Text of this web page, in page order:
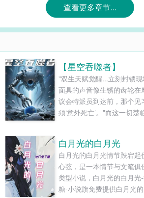
查看更多章节...
【星空吞噬者】
"双生天赋觉醒...立刻封锁
面具的声音像生锈的齿轮在
议会特派员到达前，那个见
须‘意外死亡’。"而这一切楚
影狼在二十米外焦躁地刨地
靠近他周身三丈范围。女子
体被某种力量托举到半空，
风衣下露出肩......
白月光的白月光
白月光的白月光情节跌宕起
心弦，是一本情节与文笔俱
类型小说，白月光的白月光
糖-小说旗免费提供白月光